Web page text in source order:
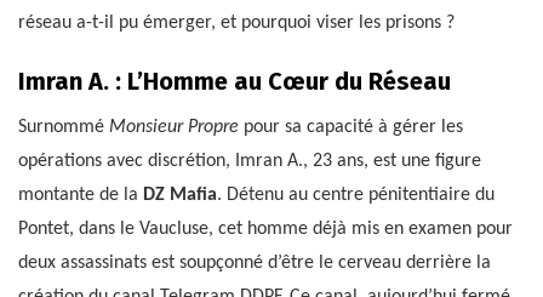
réseau a-t-il pu émerger, et pourquoi viser les prisons ?
Imran A. : L’Homme au Cœur du Réseau
Surnommé Monsieur Propre pour sa capacité à gérer les
opérations avec discrétion, Imran A., 23 ans, est une figure
montante de la DZ Mafia. Détenu au centre pénitentiaire du
Pontet, dans le Vaucluse, cet homme déjà mis en examen pour
deux assassinats est soupçonné d’être le cerveau derrière la